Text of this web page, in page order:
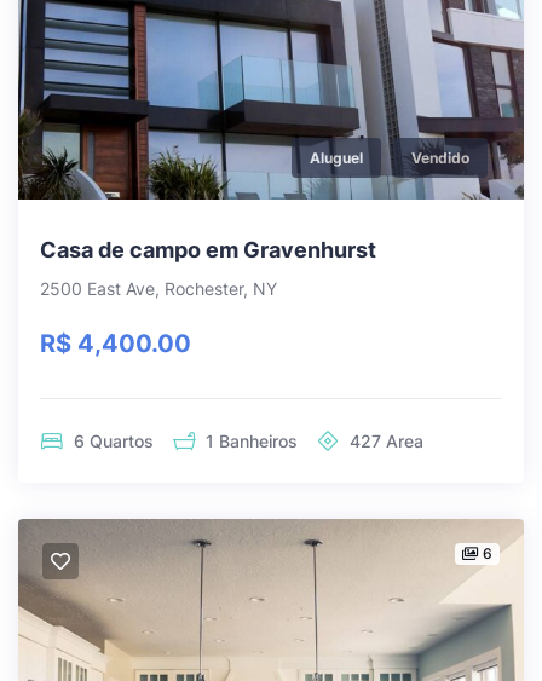
Aluguel Vendido
Casa de campo em Gravenhurst
2500 East Ave, Rochester, NY
R$ 4,400.00
6 Quartos 1 Banheiros 427 Area
6